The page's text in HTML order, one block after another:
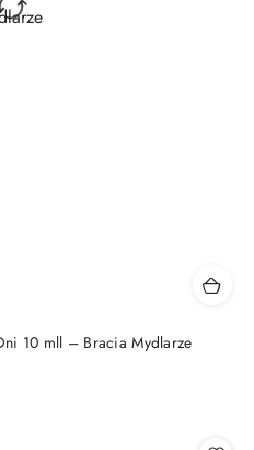
10 mll – Bracia Mydlarze